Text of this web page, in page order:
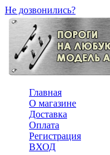
Не дозвонились?
Главная
О магазине
Доставка
Оплата
Регистрация
ВХОД